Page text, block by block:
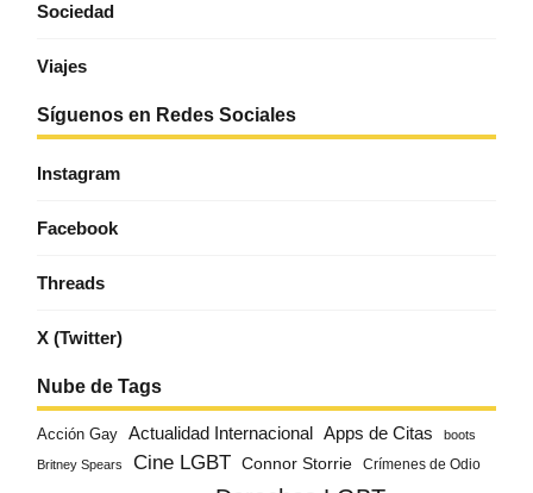
Sociedad
Viajes
Síguenos en Redes Sociales
Instagram
Facebook
Threads
X (Twitter)
Nube de Tags
Acción Gay Actualidad Internacional Apps de Citas boots
Britney Spears Cine LGBT Connor Storrie Crímenes de Odio